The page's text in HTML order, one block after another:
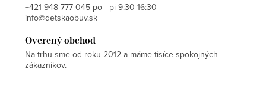
+421 948 777 045 po - pi 9:30-16:30
info@detskaobuv.sk
Overený obchod
Na trhu sme od roku 2012 a máme tisíce spokojných
zákazníkov.